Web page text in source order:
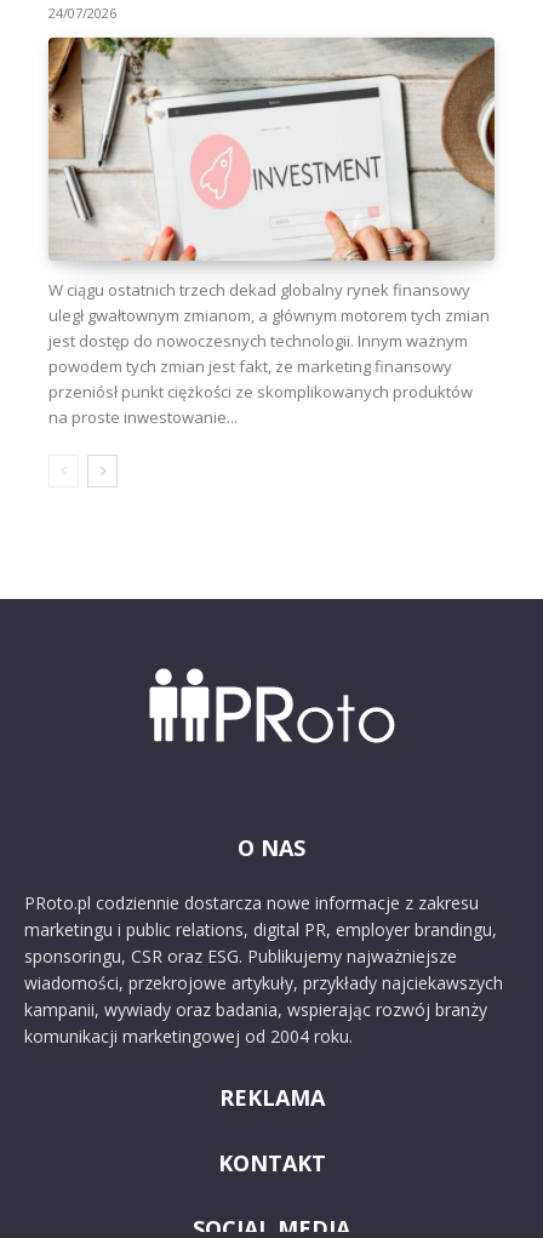
24/07/2026
W ciągu ostatnich trzech dekad globalny rynek finansowy
uległ gwałtownym zmianom, a głównym motorem tych zmian
jest dostęp do nowoczesnych technologii. Innym ważnym
powodem tych zmian jest fakt, że marketing finansowy
przeniósł punkt ciężkości ze skomplikowanych produktów
na proste inwestowanie...
O NAS
PRoto.pl codziennie dostarcza nowe informacje z zakresu
marketingu i public relations, digital PR, employer brandingu,
sponsoringu, CSR oraz ESG. Publikujemy najważniejsze
wiadomości, przekrojowe artykuły, przykłady najciekawszych
kampanii, wywiady oraz badania, wspierając rozwój branży
komunikacji marketingowej od 2004 roku.
REKLAMA
KONTAKT
SOCIAL MEDIA